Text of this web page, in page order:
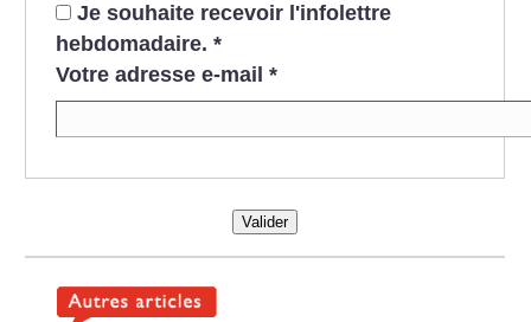
Je souhaite recevoir l'infolettre
hebdomadaire. *
Votre adresse e-mail *
Valider